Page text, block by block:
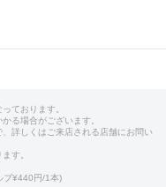
ております。
る場合がございます。
詳しくはご来店される店舗にお問い
す。
ブ¥440円/1本)